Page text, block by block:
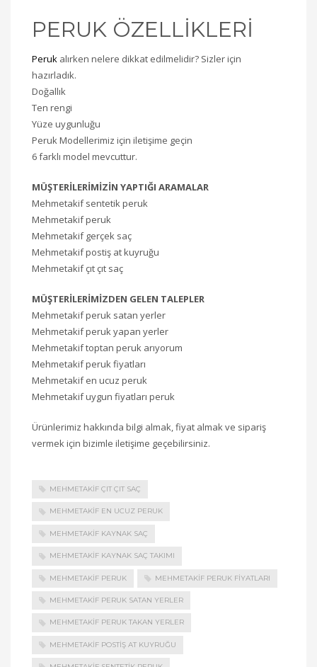
PERUK ÖZELLİKLERİ
Peruk alırken nelere dikkat edilmelidir? Sizler için
hazırladık.
Doğallık
Ten rengi
Yüze uygunluğu
Peruk Modellerimiz için iletişime geçin
6 farklı model mevcuttur.
MÜŞTERİLERİMİZİN YAPTIĞI ARAMALAR
Mehmetakif sentetik peruk
Mehmetakif peruk
Mehmetakif gerçek saç
Mehmetakif postiş at kuyruğu
Mehmetakif çıt çıt saç
MÜŞTERİLERİMİZDEN GELEN TALEPLER
Mehmetakif peruk satan yerler
Mehmetakif peruk yapan yerler
Mehmetakif toptan peruk arıyorum
Mehmetakif peruk fiyatları
Mehmetakif en ucuz peruk
Mehmetakif uygun fiyatları peruk
Ürünlerimiz hakkında bilgi almak, fiyat almak ve sipariş
vermek için bizimle iletişime geçebilirsiniz.
MEHMETAKIF ÇIT ÇIT SAÇ
MEHMETAKIF EN UCUZ PERUK
MEHMETAKIF KAYNAK SAÇ
MEHMETAKIF KAYNAK SAÇ TAKIMI
MEHMETAKIF PERUK MEHMETAKIF PERUK FIYATLARI
MEHMETAKIF PERUK SATAN YERLER
MEHMETAKIF PERUK TAKAN YERLER
MEHMETAKIF POSTIŞ AT KUYRUĞU